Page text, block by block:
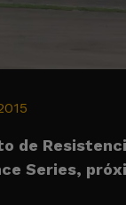
de
Series,